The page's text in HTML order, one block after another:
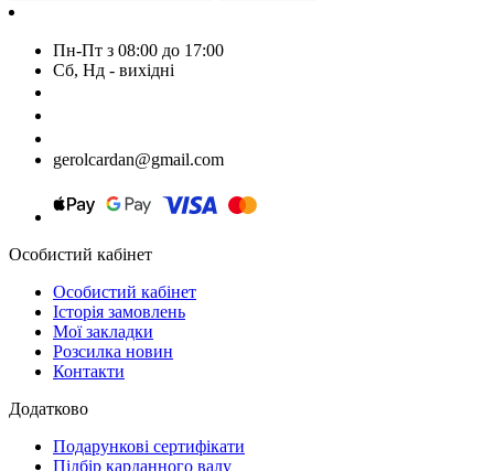
Пн-Пт з 08:00 до 17:00
Сб, Нд - вихідні
gerolcardan@gmail.com
Особистий кабінет
Особистий кабінет
Історія замовлень
Мої закладки
Розсилка новин
Контакти
Додатково
Подарункові сертифікати
Підбір карданного валу